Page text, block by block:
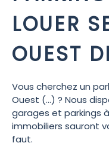
LOUER
OUEST
Vous cherchez un
Ouest (...) ? Nous
garages et parkings
immobiliers sauront
faut.